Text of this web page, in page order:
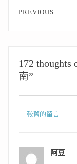
文
PREVIOUS
172 thoughts
南”
留
言
覽
較舊的留言
阿豆